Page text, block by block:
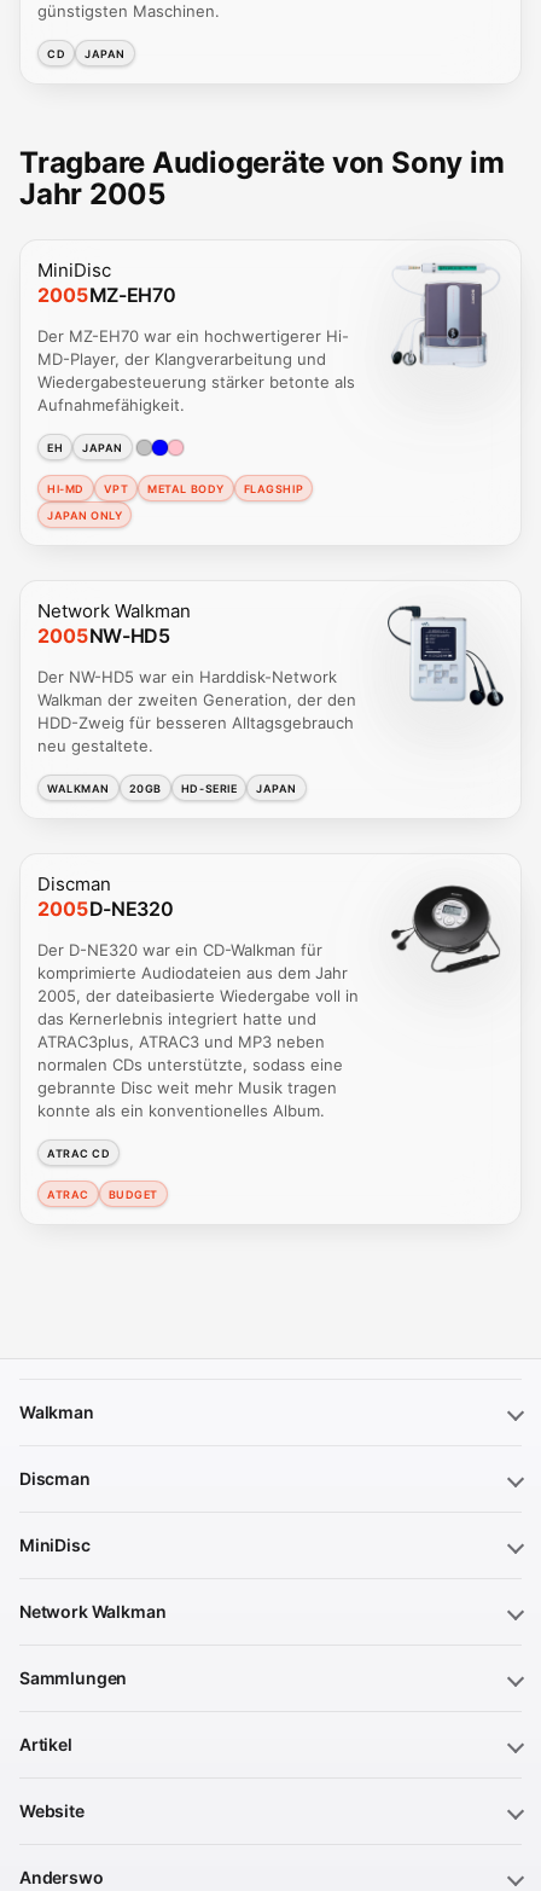
günstigsten Maschinen.
CD JAPAN
Tragbare Audiogeräte von Sony im
Jahr 2005
MiniDisc
2005MZ-EH70
Der MZ-EH70 war ein hochwertigerer Hi-
MD-Player, der Klangverarbeitung und
Wiedergabesteuerung stärker betonte als
Aufnahmefähigkeit.
EH JAPAN
HI-MD VPT METAL BODY
FLAGSHIP
JAPAN ONLY
Network Walkman
2005NW-HD5
Der NW-HD5 war ein Harddisk-Network
Walkman der zweiten Generation, der den
HDD-Zweig für besseren Alltagsgebrauch
neu gestaltete.
WALKMAN 20GB HD-SERIE JAPAN
Discman
2005D-NE320
Der D-NE320 war ein CD-Walkman für
komprimierte Audiodateien aus dem Jahr
2005, der dateibasierte Wiedergabe voll in
das Kernerlebnis integriert hatte und
ATRAC3plus, ATRAC3 und MP3 neben
normalen CDs unterstützte, sodass eine
gebrannte Disc weit mehr Musik tragen
konnte als ein konventionelles Album.
ATRAC CD
ATRAC BUDGET
Walkman
Discman
MiniDisc
Network Walkman
Sammlungen
Artikel
Website
Anderswo